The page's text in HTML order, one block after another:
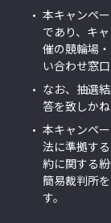
本キャンペ
であり、キ
催の競輪場
い合わせ窓
なお、抽選
答を致しか
本キャンペ
法に準拠す
約に関する
簡易裁判所
す。